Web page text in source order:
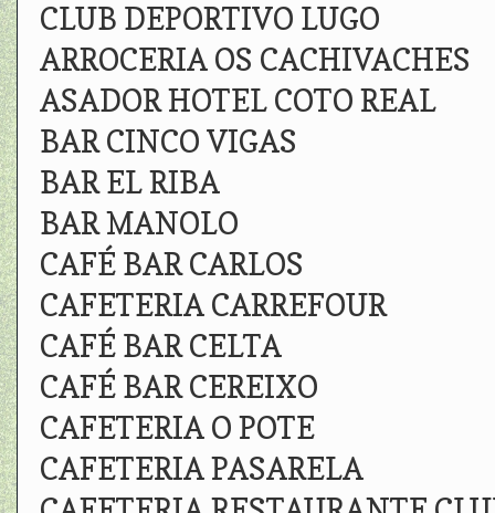
CLUB DEPORTIVO LUGO
ARROCERIA OS CACHIVACHES
ASADOR HOTEL COTO REAL
BAR CINCO VIGAS
BAR EL RIBA
BAR MANOLO
CAFÉ BAR CARLOS
CAFETERIA CARREFOUR
CAFÉ BAR CELTA
CAFÉ BAR CEREIXO
CAFETERIA O POTE
CAFETERIA PASARELA